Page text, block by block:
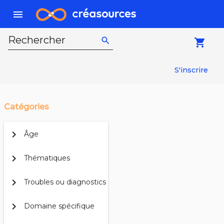
menu
Rechercher search local_grocery_store
S'inscrire
Catégories
chevron_right Âge
chevron_right Thématiques
chevron_right Troubles ou diagnostics
chevron_right Domaine spécifique